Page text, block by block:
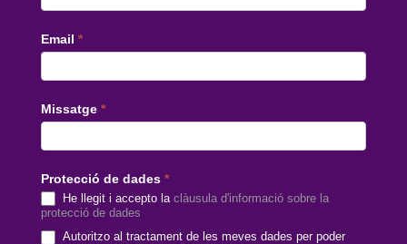
Email *
Missatge *
Protecció de dades *
He llegit i accepto la clàusula d'informació sobre la
protecció de dades
Autoritzo al tractament de les meves dades per poder